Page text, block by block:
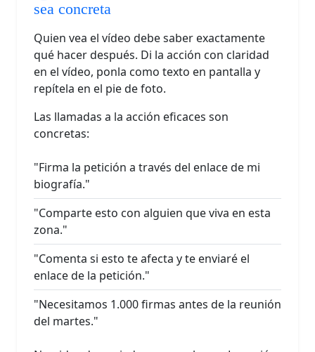
sea concreta
Quien vea el vídeo debe saber exactamente
qué hacer después. Di la acción con claridad
en el vídeo, ponla como texto en pantalla y
repítela en el pie de foto.
Las llamadas a la acción eficaces son
concretas:
"Firma la petición a través del enlace de mi
biografía."
"Comparte esto con alguien que viva en esta
zona."
"Comenta si esto te afecta y te enviaré el
enlace de la petición."
"Necesitamos 1.000 firmas antes de la reunión
del martes."